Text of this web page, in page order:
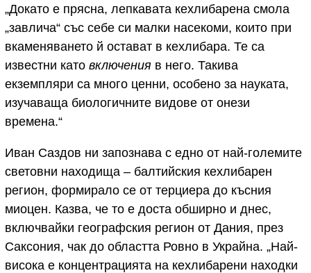
„Докато е прясна, лепкавата кехлибарена смола
„завлича“ със себе си малки насекоми, които при
вкаменяването й остават в кехлибара. Те са
известни като включения в него. Такива
екземпляри са много ценни, особено за науката,
изучаваща биологичните видове от онези
времена.“
Иван Саздов ни запознава с едно от най-големите
световни находища – балтийския кехлибарен
регион, формирало се от терциера до късния
миоцен. Казва, че то е доста обширно и днес,
включвайки географския регион от Дания, през
Саксония, чак до областта Ровно в Украйна. „Най-
висока е концентрацията на кехлибарени находки